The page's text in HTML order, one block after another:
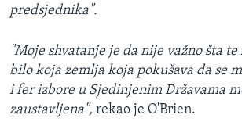
predsjednika".
"Moje shvatanje je da nije važno šta
bilo koja zemlja koja pokušava da se
i fer izbore u Sjedinjenim Državama
zaustavljena", rekao je O'Brien.